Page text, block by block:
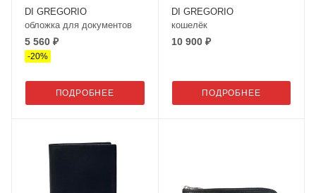
DI GREGORIO
обложка для документов
5 560 ₽
-20%
ПОДРОБНЕЕ
DI GREGORIO
кошелёк
10 900 ₽
ПОДРОБНЕЕ